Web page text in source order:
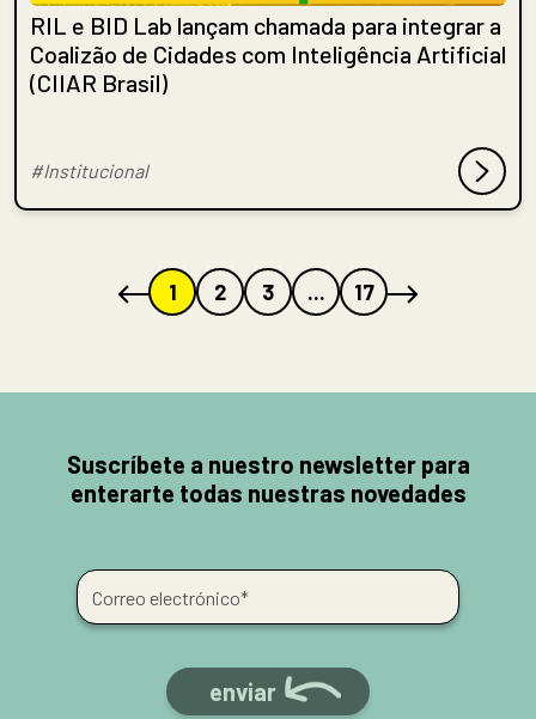
RIL e BID Lab lançam chamada para integrar a
Coalizão de Cidades com Inteligência Artificial
(CIIAR Brasil)
#Institucional
1 2 3 ... 17
Suscríbete a nuestro newsletter para
enterarte todas nuestras novedades
enviar